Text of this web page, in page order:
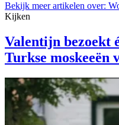
Bekijk meer artikelen over:
Kijken
Valentijn bezoekt
Turkse moskeeën